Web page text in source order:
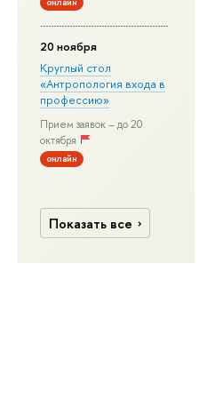
20 ноября
Круглый стол
«Антропология входа в
профессию»
Прием заявок – до 20
октября
онлайн
Показать все